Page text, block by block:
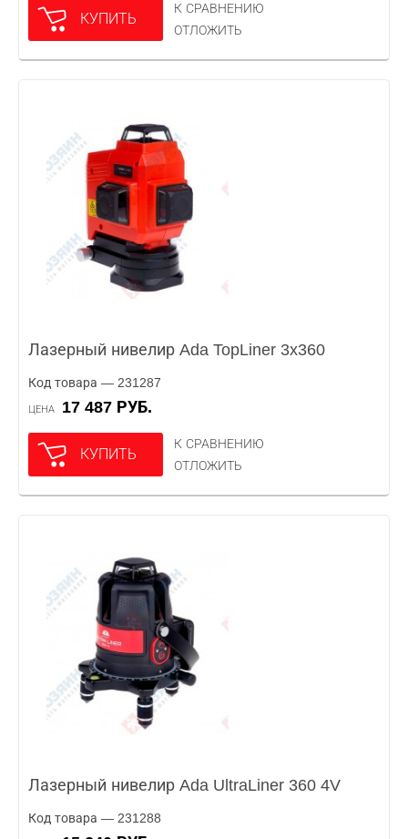
КУПИТЬ
К СРАВНЕНИЮ
ОТЛОЖИТЬ
Лазерный нивелир Ada TopLiner 3x360
Код товара — 231287
ЦЕНА 17 487 РУБ.
КУПИТЬ
К СРАВНЕНИЮ
ОТЛОЖИТЬ
Лазерный нивелир Ada UltraLiner 360 4V
Код товара — 231288